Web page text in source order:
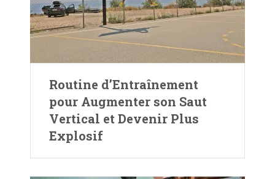
Routine d’Entraînement
pour Augmenter son Saut
Vertical et Devenir Plus
Explosif